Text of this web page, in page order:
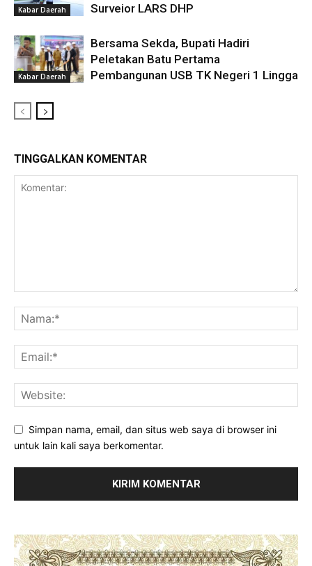
Kabar Daerah
Surveior LARS DHP
Kabar Daerah
Bersama Sekda, Bupati Hadiri
Peletakan Batu Pertama
Pembangunan USB TK Negeri 1 Lingga
TINGGALKAN KOMENTAR
Simpan nama, email, dan situs web saya di browser ini
untuk lain kali saya berkomentar.